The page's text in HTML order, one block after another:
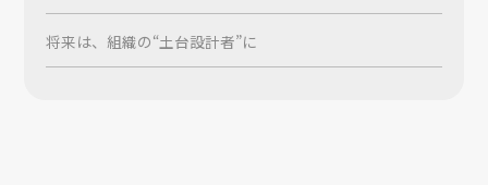
将来は、組織の“土台設計者”に